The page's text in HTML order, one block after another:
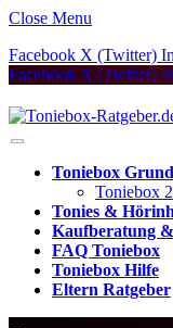
Close Menu
Facebook X (Twitter)
Facebook X (Twitter)
Toniebox
Toniebox 2
Tonies &
Kaufberatung &
FAQ Toniebox
Toniebox Hilfe
Eltern Ratgeber